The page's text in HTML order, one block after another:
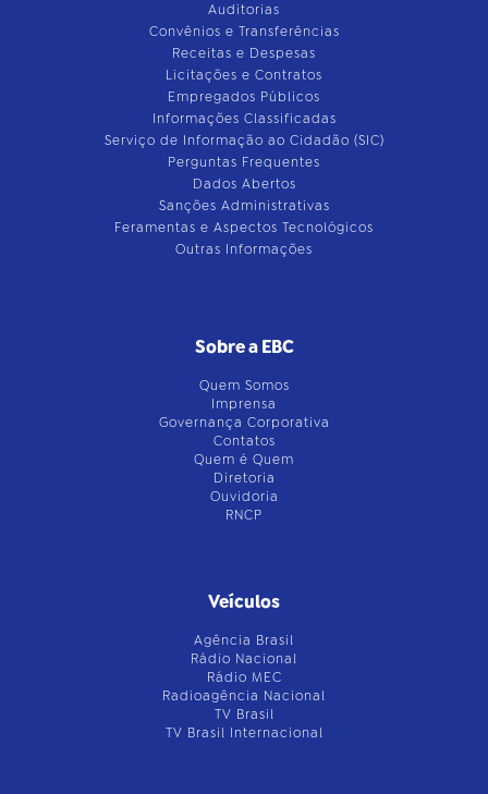
Auditorias
Convênios e Transferências
Receitas e Despesas
Licitações e Contratos
Empregados Públicos
Informações Classificadas
Serviço de Informação ao Cidadão (SIC)
Perguntas Frequentes
Dados Abertos
Sanções Administrativas
Feramentas e Aspectos Tecnológicos
Outras Informações
Sobre a EBC
Quem Somos
Imprensa
Governança Corporativa
Contatos
Quem é Quem
Diretoria
Ouvidoria
RNCP
Veículos
Agência Brasil
Rádio Nacional
Rádio MEC
Radioagência Nacional
TV Brasil
TV Brasil Internacional